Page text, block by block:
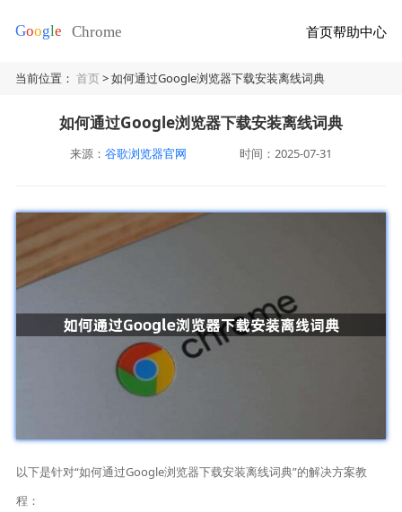
首页帮助中心
当前位置：首页> 如何通过Google浏览器下载安装离线词典
如何通过Google浏览器下载安装离线词典
来源： 谷歌浏览器官网 时间：2025-07-31
以下是针对“如何通过Google浏览器下载安装离线词典”的解决方案教
程：